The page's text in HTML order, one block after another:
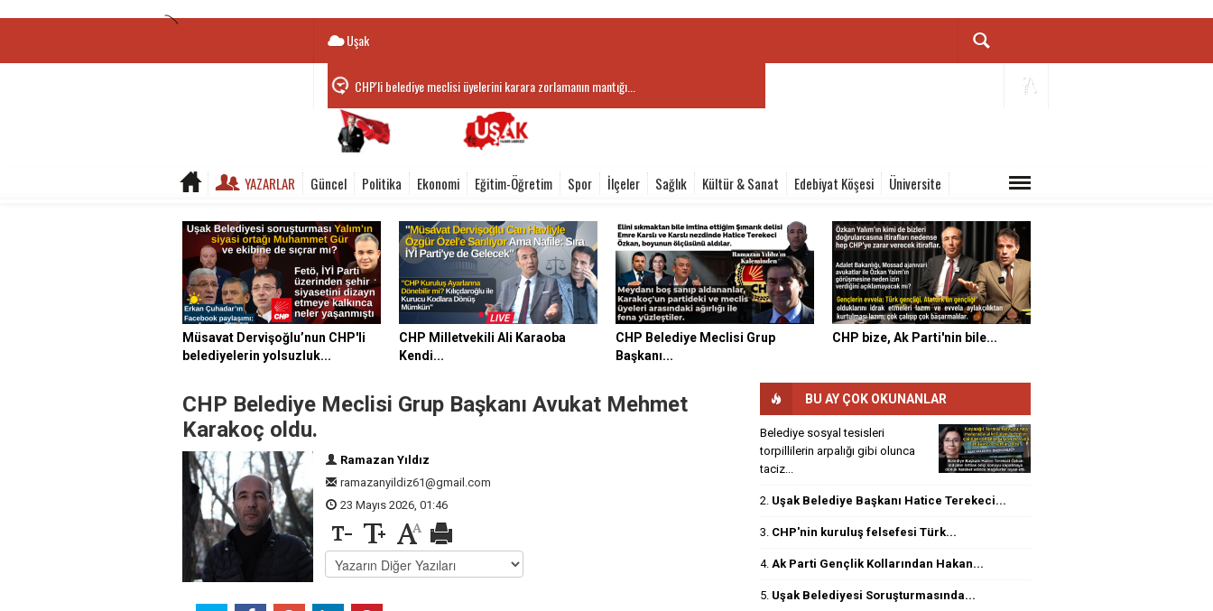
Uşak
CHP'li belediye meclisi üyelerini karara zorlamanın mantığı...
Belediye Başkanı Hatice Terekeci Özkan’dan Kayaağıl Termal Tesisler’e...
YAZARLAR Güncel Politika Ekonomi Eğitim-Öğretim Spor İlçeler Sağlık Kültür & Sanat Edebiyat Köşesi Üniversite
Müsavat Dervişoğlu’nun CHP'li
belediyelerin yolsuzluk...
CHP Milletvekili Ali Karaoba
Kendi...
CHP Belediye Meclisi Grup
Başkanı...
CHP bize, Ak Parti'nin bile...
CHP Belediye Meclisi Grup Başkanı Avukat Mehmet
Karakoç oldu.
Ramazan Yıldız
ramazanyildiz61@gmail.com
23 Mayıs 2026, 01:46
BU AY ÇOK OKUNANLAR
Belediye sosyal tesisleri
torpillilerin arpalığı gibi olunca
taciz...
2. Uşak Belediye Başkanı Hatice Terekeci...
3. CHP'nin kuruluş felsefesi Türk...
4. Ak Parti Gençlik Kollarından Hakan...
5. Uşak Belediyesi Soruşturmasında...